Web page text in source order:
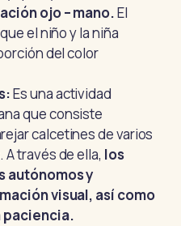
ojo – mano.El
el niño y la niña
del color
Es una actividad
que consiste
calcetines de varios
través de ella, los
autónomos y
visual, así como
paciencia.